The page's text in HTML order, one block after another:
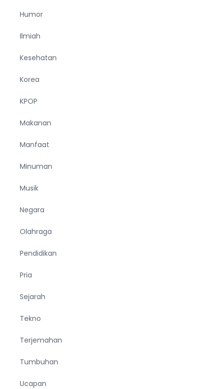
Humor
Ilmiah
Kesehatan
Korea
KPOP
Makanan
Manfaat
Minuman
Musik
Negara
Olahraga
Pendidikan
Pria
Sejarah
Tekno
Terjemahan
Tumbuhan
Ucapan